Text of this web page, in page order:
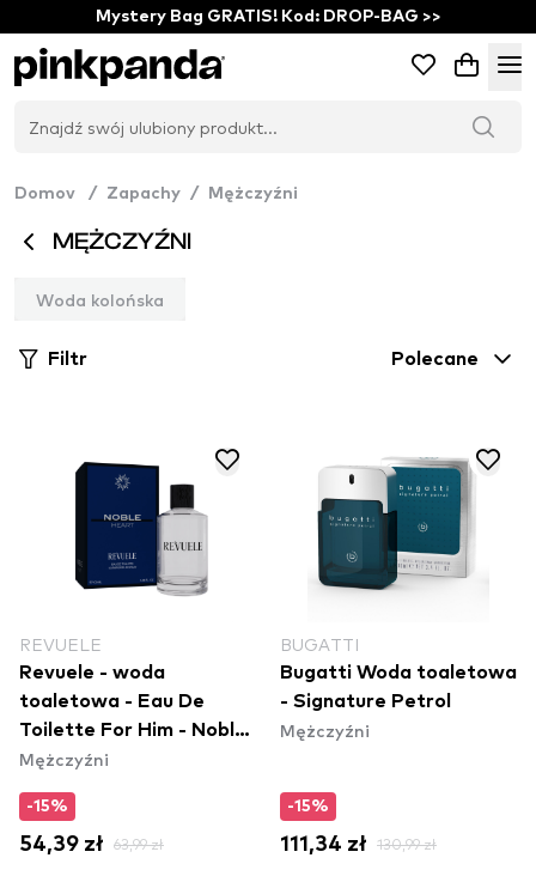
Mystery Bag GRATIS! Kod: DROP-BAG >>
Domov / Zapachy / Mężczyźni
MĘŻCZYŹNI
Woda kolońska
Filtr Polecane
REVUELE
Revuele - woda
toaletowa - Eau De
Toilette For Him - Noble
Heart
Mężczyźni
-15%
54,39 zł 63,99 zł
BUGATTI
Bugatti Woda toaletowa
- Signature Petrol
Mężczyźni
-15%
111,34 zł 130,99 zł